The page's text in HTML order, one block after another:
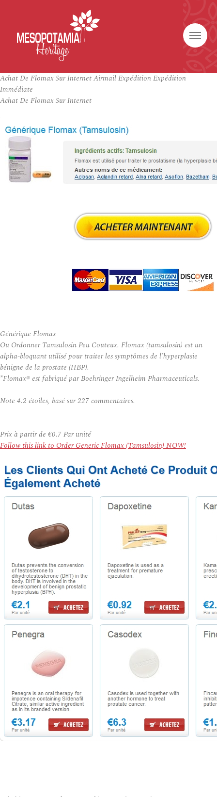
Achat De Flomax Sur Internet Airmail Expédition Expédition
Immédiate
Achat De Flomax Sur Internet
Générique Flomax
Ou Ordonner Tamsulosin Peu Couteux. Flomax (tamsulosin) est un
alpha-bloquant utilisé pour traiter les symptômes de l’hyperplasie
bénigne de la prostate (HBP).
*Flomax® est fabriqué par Boehringer Ingelheim Pharmaceuticals.
Note 4.2 étoiles, basé sur227commentaires.
Prix à partir de €0.7Par unité
Follow this link to Order Generic Flomax (Tamsulosin) NOW!